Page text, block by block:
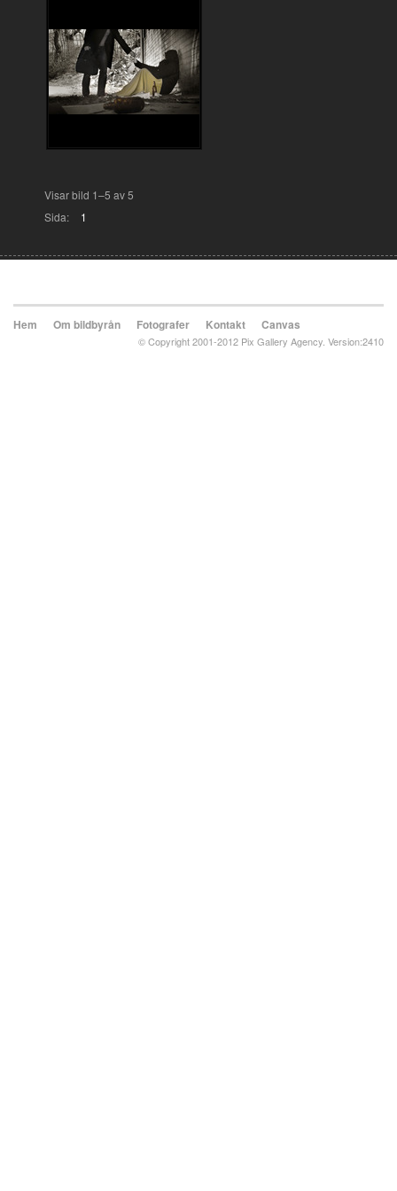
Visar bild 1–5 av 5
Sida:
1
Hem Om bildbyrån Fotografer Kontakt Canvas
© Copyright 2001-2012 Pix Gallery Agency. Version:2410